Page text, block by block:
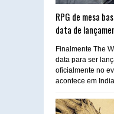
RPG de mesa
data de
Finalmente The
data para ser
oficialmente no
acontece em